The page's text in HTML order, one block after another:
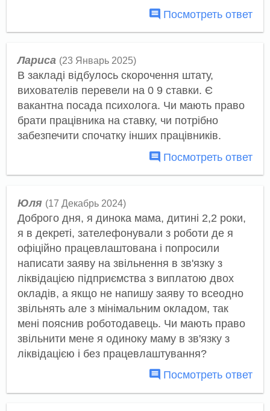
Посмотреть ответ
Лариса (23 Январь 2025)
В закладі відбулось скорочення штату,
вихователів перевели на 0 9 ставки. Є
вакантна посада психолога. Чи мають право
брати працівника на ставку, чи потрібно
забезпечити спочатку інших працівників.
Посмотреть ответ
Юля (17 Декабрь 2024)
Доброго дня, я динока мама, дитині 2,2 роки,
я в декреті, зателефонували з роботи де я
офіційно працевлаштована і попросили
написати заяву на звільнення в зв'язку з
ліквідацією підприємства з виплатою двох
окладів, а якщо не напишу заяву то всеодно
звільнять але з мінімальним окладом, так
мені пояснив роботодавець. Чи мають право
звільнити мене я одиноку маму в зв'язку з
ліквідацією і без працевлаштування?
Посмотреть ответ